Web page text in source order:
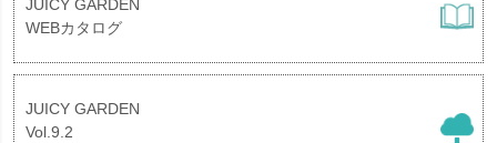
JUICY GARDEN
WEBカタログ
JUICY GARDEN
Vol.9.2